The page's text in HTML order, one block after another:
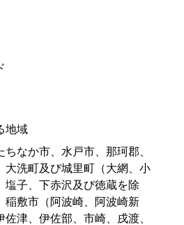
地域
なか市、水戸市、那珂郡、
大洗町及び城里町（大網、小
塩子、下赤沢及び徳蔵を除
稲敷市（阿波崎、阿波崎新
津、伊佐部、市崎、戌渡、